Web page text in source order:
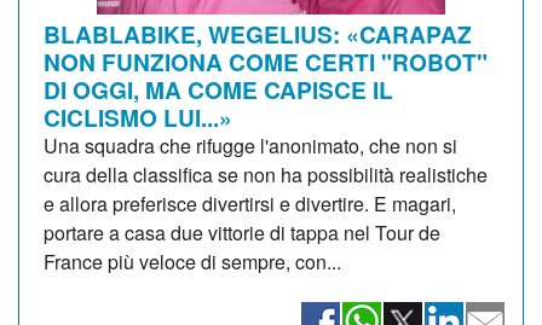
BLABLABIKE, WEGELIUS: «CARAPAZ
NON FUNZIONA COME CERTI "ROBOT"
DI OGGI, MA COME CAPISCE IL
CICLISMO LUI...»
Una squadra che rifugge l'anonimato, che non si
cura della classifica se non ha possibilità realistiche
e allora preferisce divertirsi e divertire. E magari,
portare a casa due vittorie di tappa nel Tour de
France più veloce di sempre, con...